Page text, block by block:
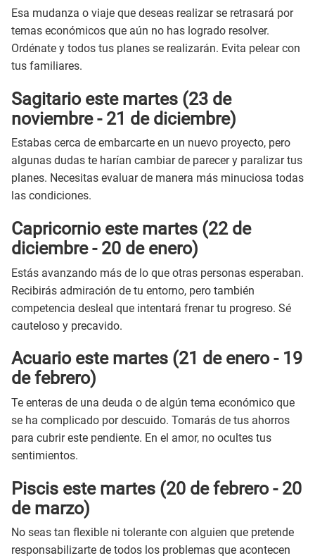
Esa mudanza o viaje que deseas realizar se retrasará por
temas económicos que aún no has logrado resolver.
Ordénate y todos tus planes se realizarán. Evita pelear con
tus familiares.
Sagitario este martes (23 de
noviembre - 21 de diciembre)
Estabas cerca de embarcarte en un nuevo proyecto, pero
algunas dudas te harían cambiar de parecer y paralizar tus
planes. Necesitas evaluar de manera más minuciosa todas
las condiciones.
Capricornio este martes (22 de
diciembre - 20 de enero)
Estás avanzando más de lo que otras personas esperaban.
Recibirás admiración de tu entorno, pero también
competencia desleal que intentará frenar tu progreso. Sé
cauteloso y precavido.
Acuario este martes (21 de enero - 19
de febrero)
Te enteras de una deuda o de algún tema económico que
se ha complicado por descuido. Tomarás de tus ahorros
para cubrir este pendiente. En el amor, no ocultes tus
sentimientos.
Piscis este martes (20 de febrero - 20
de marzo)
No seas tan flexible ni tolerante con alguien que pretende
responsabilizarte de todos los problemas que acontecen